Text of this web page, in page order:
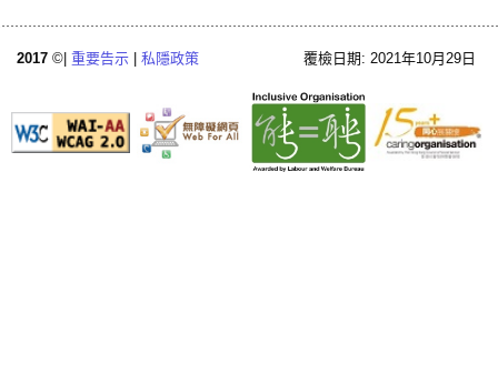
2017 ©| 重要告示 私隱政策 覆檢日期: 2021年10月29日